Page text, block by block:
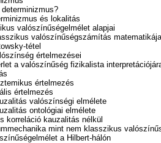
és lokalitás
valószínűségelmélet alapjai
valószínűségszámítás matematikája
tétel
értelmezései
a valószínűség fizikalista
értelmezés
értelmezés
valószínségi elmélete
ontológiai elmélete
korreláció kauzalitás nélkül
mint nem klasszikus
a Hilbert-hálón